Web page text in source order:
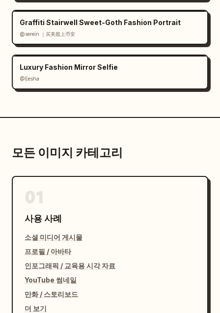
Graffiti Stairwell Sweet-Goth Fashion Portrait
@serein ｜买美股上币安
Luxury Fashion Mirror Selfie
@Eesha
모든 이미지 카테고리
사용 사례
소셜 미디어 게시물
프로필 / 아바타
인포그래픽 / 교육용 시각 자료
YouTube 썸네일
만화 / 스토리보드
더 보기